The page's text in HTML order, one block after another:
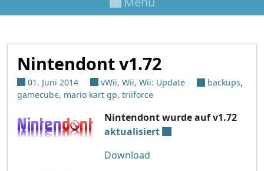
Nintendont v1.72
01. Juni 2014 vWii, Wii, Wii: Update backups,
gamecube, mario kart gp, triiforce
Nintendont wurde auf v1.72
aktualisiert
Download